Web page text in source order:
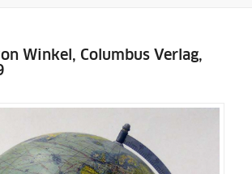
Winkel, Columbus Verlag,